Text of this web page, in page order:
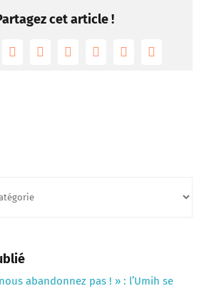
cet article !
RedditLinkedInTumblrPinterest
Vk Email
abandonnez pas ! » : l’Umih se